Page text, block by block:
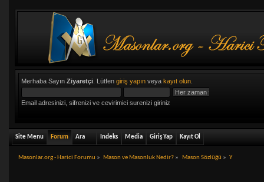
Merhaba Sayın Ziyaretçi. Lütfen giriş yapınveya kayıt olun.
Email adresinizi, sifrenizi ve cevirimici surenizi giriniz
Site Menu Forum Ara Indeks Media Giriş Yap Kayıt Ol
Masonlar.org - Harici Forumu » Mason ve Masonluk Nedir? » Mason Sözlüğü » Y